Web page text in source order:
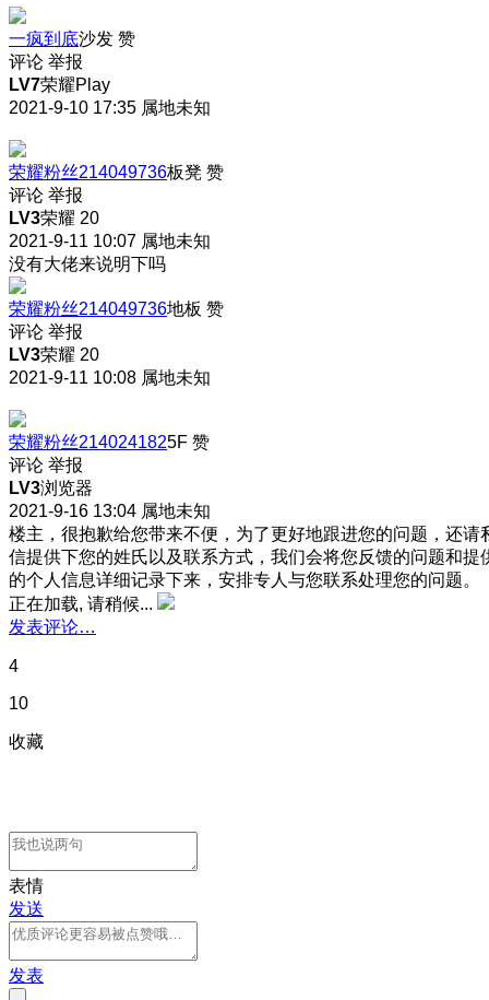
一疯到底沙发 赞
评论 举报
LV7荣耀Play
2021-9-10 17:35 属地未知
荣耀粉丝214049736板凳 赞
评论 举报
LV3荣耀 20
2021-9-11 10:07 属地未知
没有大佬来说明下吗
荣耀粉丝214049736地板 赞
评论 举报
LV3荣耀 20
2021-9-11 10:08 属地未知
荣耀粉丝2140241825F 赞
评论 举报
LV3浏览器
2021-9-16 13:04 属地未知
楼主，很抱歉给您带来不便，为了更好地跟进您的问题，还请
信提供下您的姓氏以及联系方式，我们会将您反馈的问题和提
的个人信息详细记录下来，安排专人与您联系处理您的问题。
正在加载, 请稍候...
发表评论…
4
10
收藏
表情
发送
发表